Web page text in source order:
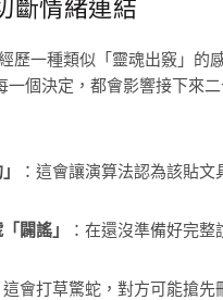
斷情緒連結
歷一種類似「靈魂出竅」的
個決定，都會影響接下來二
：這會讓演算法認為該貼
闢謠」
：在還沒準備好完
這會打草驚蛇，對方可能搶